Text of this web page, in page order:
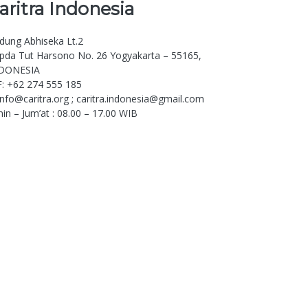
Indonesia
Abhiseka Lt.2
Tut Harsono No. 26 Yogyakarta – 55165,
+62 274 555 185
; caritra.indonesia@gmail.com
– Jum’at : 08.00 – 17.00 WIB